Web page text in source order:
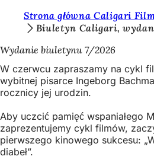
Przejdź do treści
s
t
e
ś
t
u
Strona główna Caligari
Biuletyn Caligari,
Wydanie biuletynu 7/2026
W czerwcu zapraszamy na cykl
wybitnej pisarce Ingeborg
rocznicy jej urodzin.
Aby uczcić pamięć wspaniałego
zaprezentujemy cykl filmów,
pierwszego kinowego sukcesu:
diabeł”.